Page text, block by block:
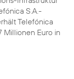
S.A.-
Telefónica
Millionen Euro in